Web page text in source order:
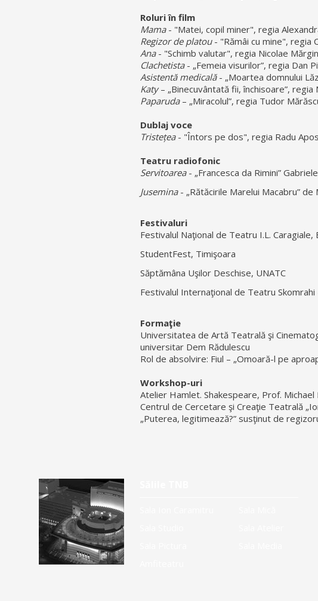
Roluri în film
Mama- "Matei, copil miner", regia
Regizor de platou - "Rămâi cu mine", regia
Ana- "Schimb valutar", regia Nicolae
Clachetista- „Femeia visurilor”, regia Dan
Asistentă medicală- „Moartea domnului
Katy– „Binecuvântată fii, închisoare”, regia
Paparuda– „Miracolul”, regia Tudor
Dublaj voce
Tristețea- "Întors pe dos", regia Radu
Teatru radiofonic
Servitoarea - „Francesca da Rimini”
Jusemina- „Rătăcirile Marelui Macabru”
Festivaluri
Festivalul Naţional de Teatru I.L. Caragiale,
StudentFest, Timişoara
Săptămâna Uşilor Deschise, UNATC
Festivalul Internaţional de Teatru Skomrahi
Formaţie
Universitatea de Artă Teatrală şi
universitar Dem Rădulescu
Rol de absolvire: Fiul – „Omoară-l pe
Workshop-uri
Atelier Hamlet. Shakespeare, Prof.
Centrul de Cercetare şi Creaţie Teatrală
„Puterea, legitimează?” susţinut de